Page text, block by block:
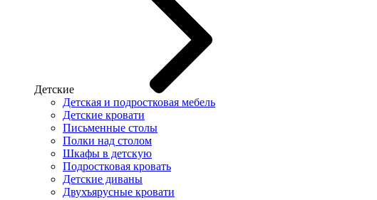
Детские
Детская и подростковая мебель
Детские кровати
Письменные столы
Полки над столом
Шкафы в детскую
Подростковая кровать
Детские диваны
Двухъярусные кровати